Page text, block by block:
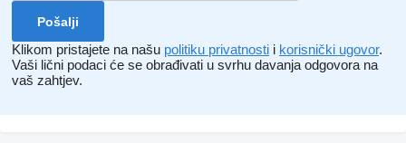
Klikom pristajete na našu politiku privatnosti i korisnički ugovor.
Vaši lični podaci će se obrađivati ​​u svrhu davanja odgovora na
vaš zahtjev.